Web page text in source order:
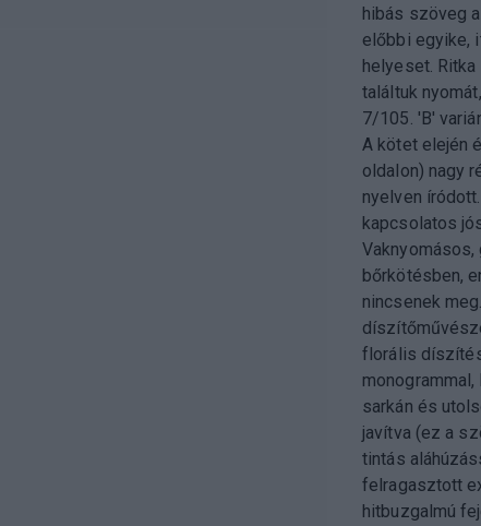
hibás szöveg
előbbi egyike,
helyeset.
találtuk
7/105. 'B'
A kötet elején
oldalon) nagy
nyelven
kapcsolatos
bőrkötésben,
nincsenek
florális
sarkán és
javítva (ez a
tintás
felragasztott
hitbuzgalmú